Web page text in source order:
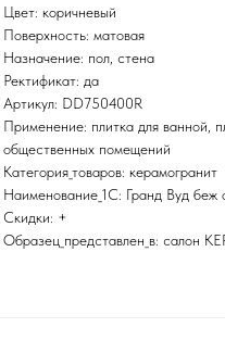
Цвет: коричневый
Поверхность: матовая
Назначение: пол, стена
Ректификат: да
Артикул: DD750400R
Применение: плитка для ванной,
общественных помещений
Категория_товаров: керамогранит
Наименование_1С: Гранд Вуд
Скидки: +
Образец_представлен_в: салон